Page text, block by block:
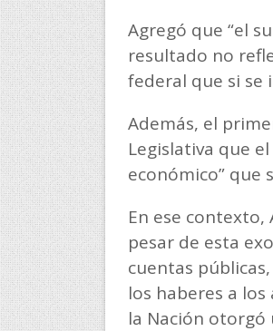
Agregó que “el
resultado no
federal que si se
Además, el
Legislativa que
económico” que
En ese
pesar de esta
cuentas
los haberes a
la Nación otorgó